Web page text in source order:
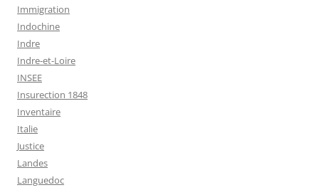
Immigration
Indochine
Indre
Indre-et-Loire
INSEE
Insurection 1848
Inventaire
Italie
Justice
Landes
Languedoc